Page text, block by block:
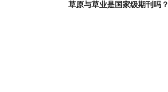
草原与草业是国家级期刊吗？